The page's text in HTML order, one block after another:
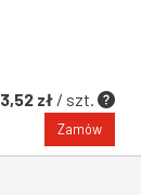
zł / szt.
Zamów